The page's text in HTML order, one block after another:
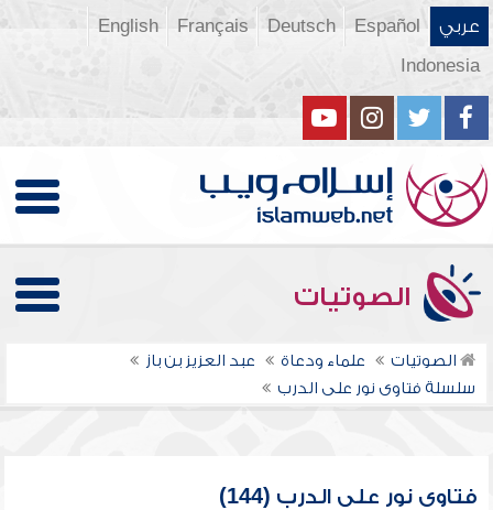
عربي Español
Deutsch
Français
English
Indonesia
الصوتيات
الصوتيات علماء ودعاة
عبد العزيز بن باز
سلسلة فتاوى نور على الدرب
فتاوى نور على الدرب (144)